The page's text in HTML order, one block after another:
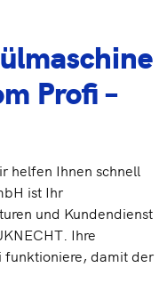
Profi –
helfen Ihnen schnell
ist Ihr
und Kundendienst
Ihre
funktioniere, damit der